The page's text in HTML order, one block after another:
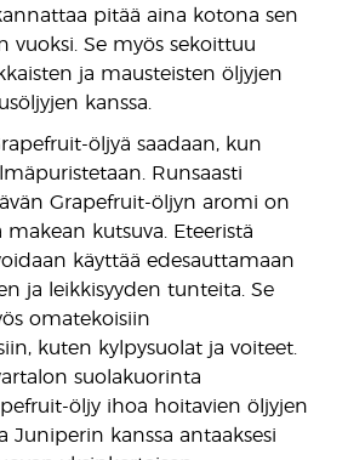
pitää aina kotona sen
vuoksi. Se myös sekoittuu
ja mausteisten öljyjen
kanssa.
öljyä saadaan, kun
Runsaasti
Grapefruit-öljyn aromi on
makean kutsuva. Eteeristä
käyttää edesauttamaan
ja leikkisyyden tunteita. Se
omatekoisiin
kuten kylpysuolat ja voiteet.
suolakuorinta
öljy ihoa hoitavien öljyjen
Juniperin kanssa antaaksesi